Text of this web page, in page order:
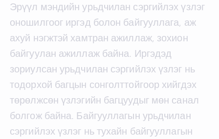
Эрүүл мэндийн урьдчилан сэргийлэх үзлэг
оношилгоог иргэд болон байгууллага, аж
ахуй нэгжтэй хамтран ажиллаж, зохион
байгуулан ажиллаж байна. Иргэдэд
зориулсан урьдчилан сэргийлэх үзлэг нь
тодорхой багцын сонголттойгоор хийгдэх
төрөлжсөн үзлэгийн багцуудыг мөн санал
болгож байна. Байгууллагын урьдчилан
сэргийлэх үзлэг нь тухайн байгууллагын